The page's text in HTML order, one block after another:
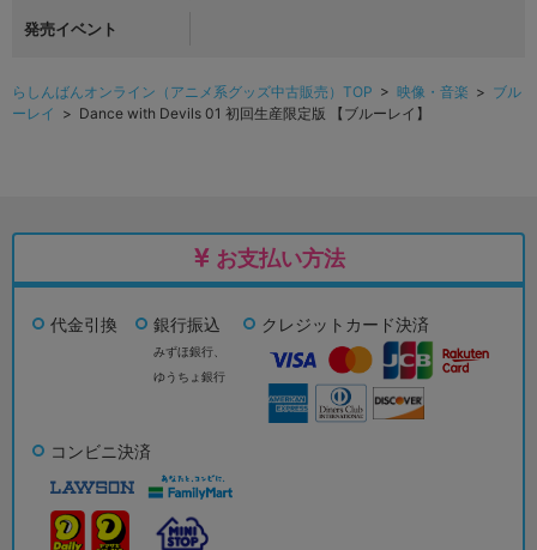
発売イベント
らしんばんオンライン（アニメ系グッズ中古販売）TOP > 映像・音楽 > ブル
ーレイ > Dance with Devils 01 初回生産限定版 【ブルーレイ】
お支払い方法
代金引換 銀行振込
みずほ銀行、
ゆうちょ銀行
クレジットカード決済
コンビニ決済